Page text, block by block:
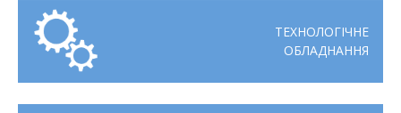
ТЕХНОЛОГІЧНЕ
ОБЛАДНАННЯ